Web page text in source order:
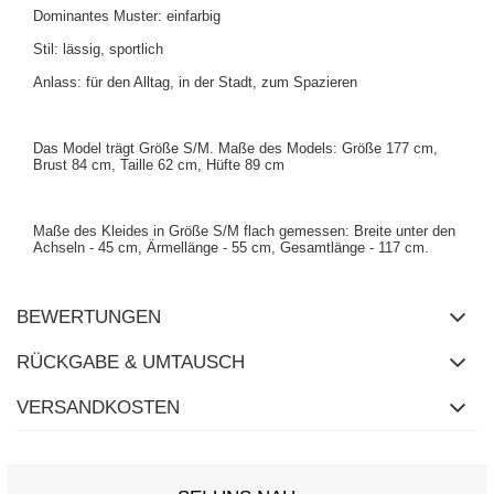
Dominantes Muster: einfarbig
Stil: lässig, sportlich
Anlass: für den Alltag, in der Stadt, zum Spazieren
Das Model trägt Größe S/M. Maße des Models: Größe 177 cm,
Brust 84 cm, Taille 62 cm, Hüfte 89 cm
Maße des Kleides in Größe S/M flach gemessen: Breite unter den
Achseln - 45 cm, Ärmellänge - 55 cm, Gesamtlänge - 117 cm.
BEWERTUNGEN
RÜCKGABE & UMTAUSCH
VERSANDKOSTEN